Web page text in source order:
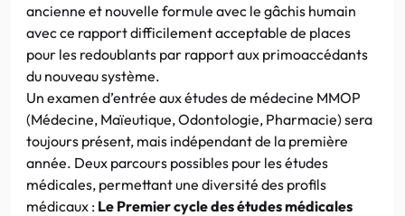
ancienne et nouvelle formule avec le gâchis humain
avec ce rapport difficilement acceptable de places
pour les redoublants par rapport aux primoaccédants
du nouveau système.
Un examen d’entrée aux études de médecine MMOP
(Médecine, Maïeutique, Odontologie, Pharmacie) sera
toujours présent, mais indépendant de la première
année. Deux parcours possibles pour les études
médicales, permettant une diversité des profils
médicaux : Le Premier cycle des études médicales